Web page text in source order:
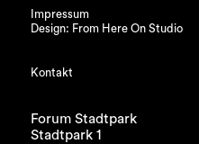
Impressum
Design: From Here On Studio
Kontakt
Forum Stadtpark
Stadtpark 1